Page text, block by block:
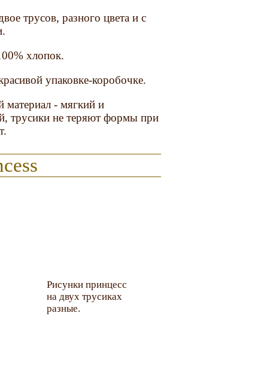
трусов, разного цвета и с
хлопок.
упаковке-коробочке.
материал - мягкий и
трусики не теряют формы при
Рисунки принцесс
на двух трусиках
разные.